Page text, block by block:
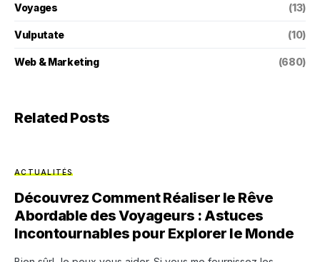
Voyages (13)
Vulputate (10)
Web & Marketing (680)
Related Posts
ACTUALITÉS
Découvrez Comment Réaliser le Rêve
Abordable des Voyageurs : Astuces
Incontournables pour Explorer le Monde